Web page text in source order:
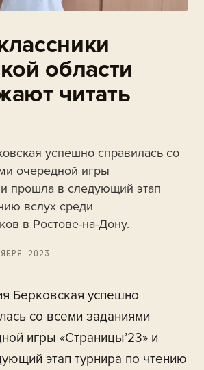
области
читать
успешно справилась со
очередной игры
и прошла в следующий этап
вслух среди
в Ростове-на-Дону.
2023
Берковская успешно
со всеми заданиями
игры «Страницы’23» и
этап турнира по чтению